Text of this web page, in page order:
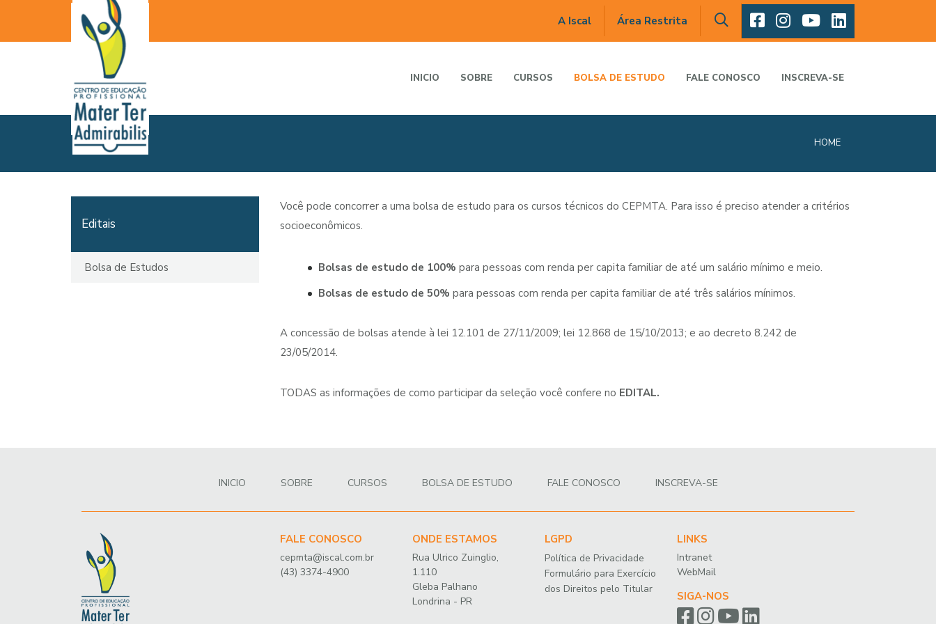
A Iscal Área Restrita
INICIO SOBRE CURSOS BOLSA DE ESTUDO FALE CONOSCO INSCREVA-SE
HOME
Editais
Bolsa de Estudos
Você pode concorrer a uma bolsa de estudo para os cursos técnicos do CEPMTA. Para isso é preciso atender a critérios
socioeconômicos.
Bolsas de estudo de 100% para pessoas com renda per capita familiar de até um salário mínimo e meio.
Bolsas de estudo de 50% para pessoas com renda per capita familiar de até três salários mínimos.
A concessão de bolsas atende à lei 12.101 de 27/11/2009; lei 12.868 de 15/10/2013; e ao decreto 8.242 de
23/05/2014.
TODAS as informações de como participar da seleção você confere no EDITAL.
INICIO SOBRE CURSOS BOLSA DE ESTUDO FALE CONOSCO INSCREVA-SE
FALE CONOSCO
cepmta@iscal.com.br
(43) 3374-4900
ONDE ESTAMOS
Rua Ulrico Zuinglio,
1.110
Gleba Palhano
Londrina - PR
LGPD
Política de Privacidade
Formulário para Exercício
dos Direitos pelo Titular
LINKS
Intranet
WebMail
SIGA-NOS